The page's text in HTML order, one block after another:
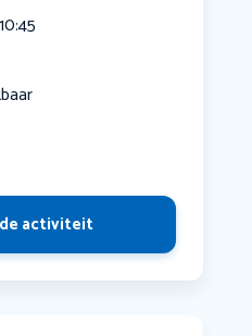
activiteit